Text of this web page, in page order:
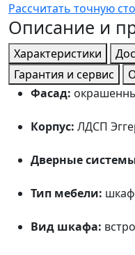
Рассчитать точную
Описание и
Характеристики
Гарантия и сервис
Фасад:
Корпус: ЛДСП
Дверные
Тип мебели:
Вид шкафа: